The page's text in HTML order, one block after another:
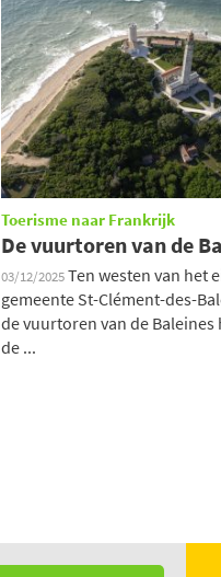
Toerisme naar Frankrijk
De vuurtoren van de
03/12/2025Ten westen van het
gemeente St-Clément-des-
de vuurtoren van de Baleines
de ...